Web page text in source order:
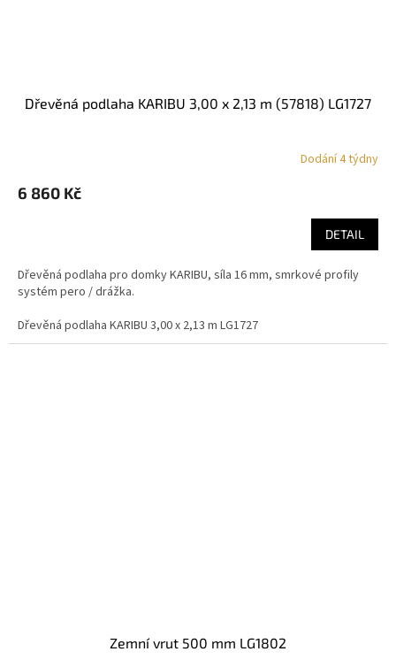
dřevěná podlaha KARIBU 3,00 x 2,13 m (57818) LG1727
Dodání 4 týdny
6 860 Kč
DETAIL
Dřevěná podlaha pro domky KARIBU, síla 16 mm, smrkové profily
systém pero / drážka.
Dřevěná podlaha KARIBU 3,00 x 2,13 m LG1727
zemní vrut 500 mm LG1802